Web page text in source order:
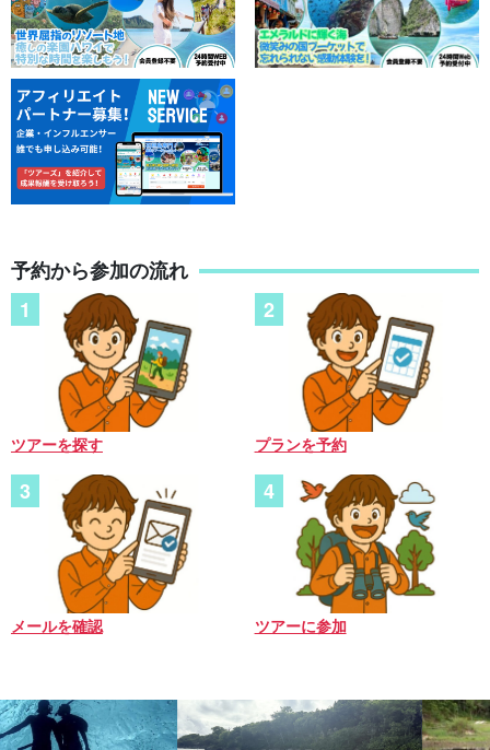
予約から参加の流れ
ツアーを探す プランを予約
メールを確認 ツアーに参加